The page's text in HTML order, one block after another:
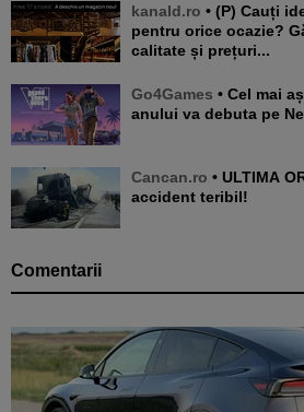
kanald.ro • (P) Cauți idei de cadouri rafinate
pentru orice ocazie?
calitate și prețuri...
Go4Games • Cel mai așteptat joc video al
anului va debuta pe
Cancan.ro • ULTIMA ORĂ! A murit într-un
accident teribil!
Comentarii